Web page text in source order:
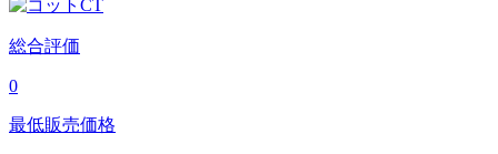
総合評価
0
最低販売価格